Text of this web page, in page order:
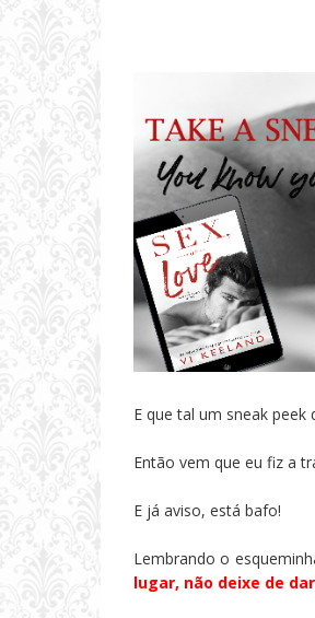
E que tal um sneak
Então vem que eu fiz a
E já aviso, está bafo!
Lembrando o
lugar, não deixe de